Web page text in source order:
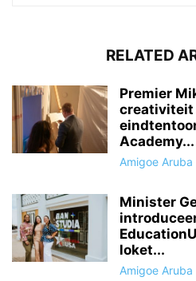
RELATED
Premier
creativiteit
Academy...
Amigoe Aruba
Minister
loket...
Amigoe Aruba